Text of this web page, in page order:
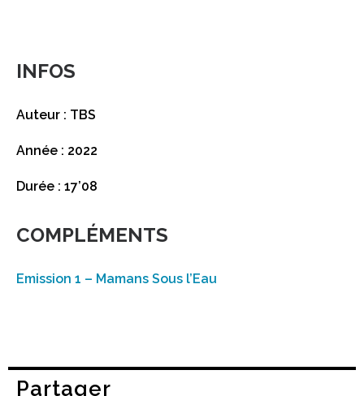
INFOS
Auteur : TBS
Année : 2022
Durée : 17’08
COMPLÉMENTS
Emission 1 – Mamans Sous l’Eau
Partager